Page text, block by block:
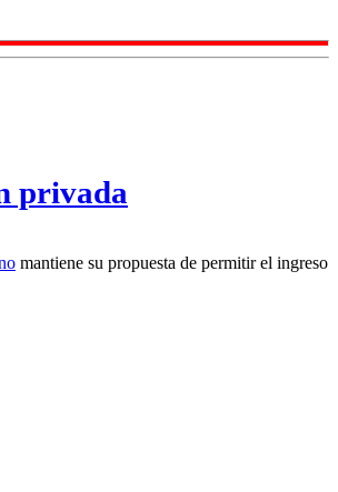
privada
mantiene su propuesta de permitir el ingreso